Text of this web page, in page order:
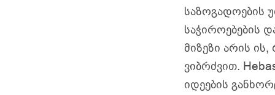
საზოგადოების
საჭიროებების
მიზეზი არის
ვიბრძვით.
იდეების